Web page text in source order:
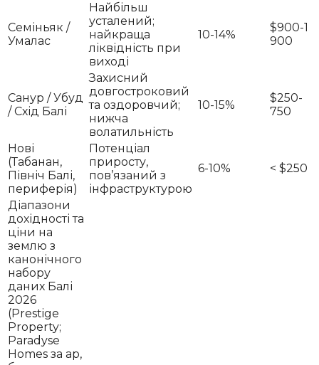
Семіньяк /
Умалас
Найбільш
усталений;
найкраща
ліквідність при
виході
10-14%
$900-1
900
Санур / Убуд
/ Схід Балі
Захисний
довгостроковий
та оздоровчий;
нижча
волатильність
10-15%
$250-
750
Нові
(Табанан,
Північ Балі,
периферія)
Потенціал
приросту,
пов’язаний з
інфраструктурою
6-10% < $250
Діапазони
дохідності та
ціни на
землю з
канонічного
набору
даних Балі
2026
(Prestige
Property;
Paradyse
Homes за ар,